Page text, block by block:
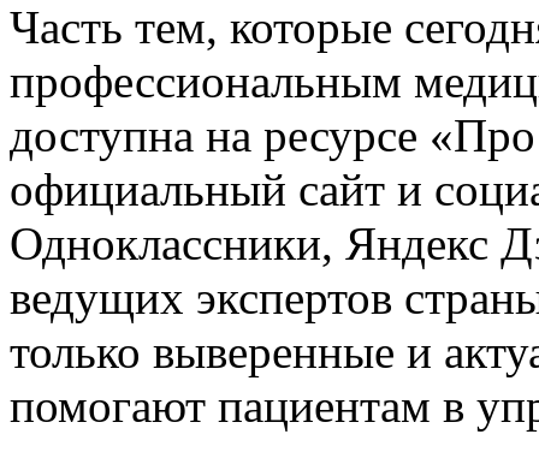
Часть тем, которые
профессиональным
доступна на ресурсе
официальный сайт и
Одноклассники, Яндекс
ведущих экспертов
только выверенные и
помогают пациентам в